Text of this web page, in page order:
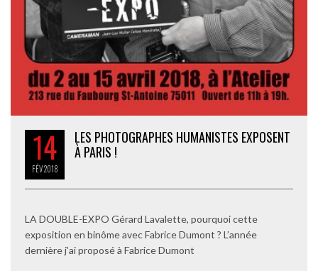
14
FÉV2018
LES PHOTOGRAPHES HUMANISTES EXPOSENT
À PARIS !
LA DOUBLE-EXPO Gérard Lavalette, pourquoi cette
exposition en binôme avec Fabrice Dumont ? L’année
dernière j’ai proposé à Fabrice Dumont